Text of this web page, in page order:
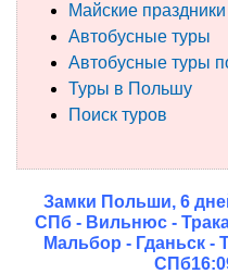
Поиск тура
Туры по России
Автобусные туры
Туры на пароме
Авиабилеты
Майские
Автобусные туры
Автобусные туры
Туры в Польшу
Поиск туров
Замки Польши, 6
СПб - Вильнюс -
Мальбор - Гданьск -